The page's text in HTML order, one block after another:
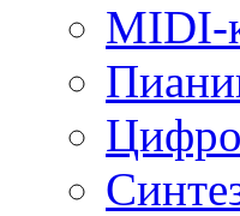
MIDI-